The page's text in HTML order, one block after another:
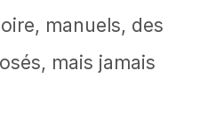
manuels, des
mais jamais